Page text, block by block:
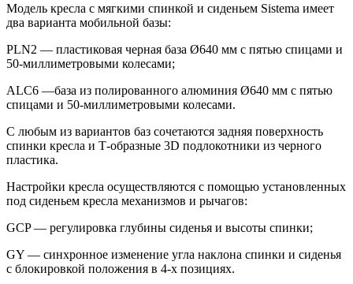
Модель кресла с мягкими спинкой и сиденьем Sistema имеет
два варианта мобильной базы:
PLN2 — пластиковая черная база Ø640 мм с пятью спицами и
50-миллиметровыми колесами;
ALC6 —база из полированного алюминия Ø640 мм с пятью
спицами и 50-миллиметровыми колесами.
С любым из вариантов баз сочетаются задняя поверхность
спинки кресла и Т-образные 3D подлокотники из черного
пластика.
Настройки кресла осуществляются с помощью установленных
под сиденьем кресла механизмов и рычагов:
GCP — регулировка глубины сиденья и высоты спинки;
GY — синхронное изменение угла наклона спинки и сиденья
с блокировкой положения в 4-х позициях.